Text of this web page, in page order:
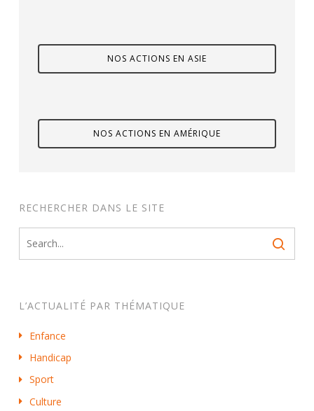
NOS ACTIONS EN ASIE
NOS ACTIONS EN AMÉRIQUE
RECHERCHER DANS LE SITE
L’ACTUALITÉ PAR THÉMATIQUE
Enfance
Handicap
Sport
Culture